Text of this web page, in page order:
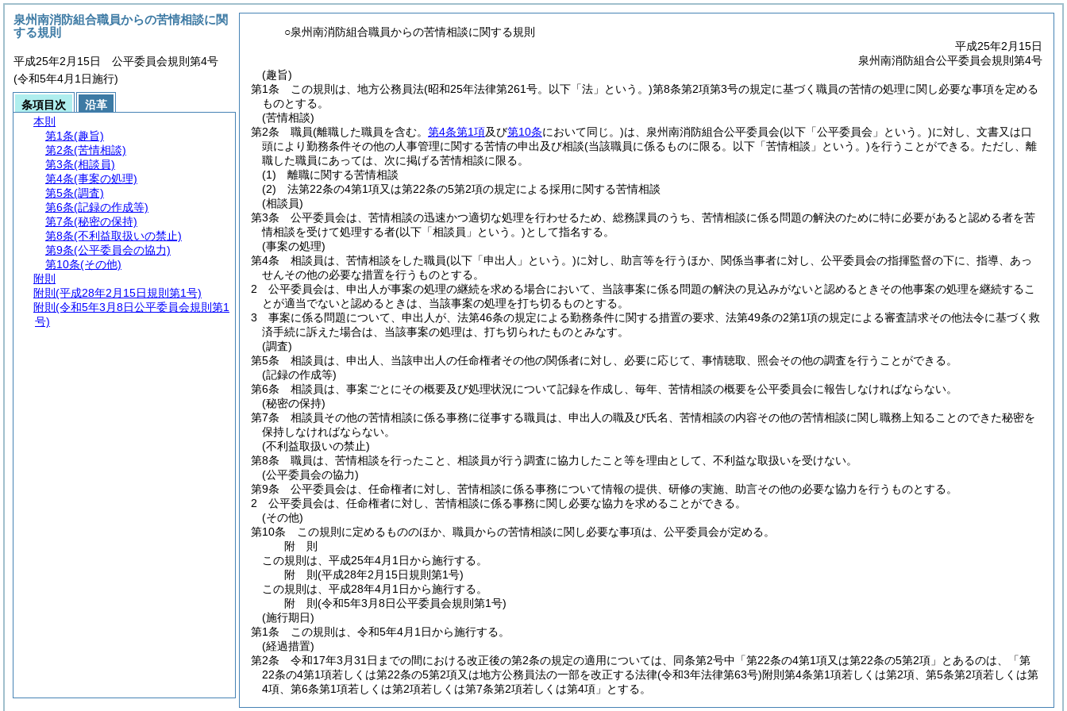
○泉州南消防組合職員からの苦情相談に関する規則
平成25年2月15日
泉州南消防組合公平委員会規則第4号
(趣旨)
第1条
この規則は、地方公務員法(昭和25年法律第261号。以下「法」という。)第8条第2項第3号の規定に基づく職員の苦情の処理に関し必要な事項を定める
ものとする。
(苦情相談)
第2条
職員(離職した職員を含む。 第4条第1項及び第10条において同じ。)は、泉州南消防組合公平委員会(以下「公平委員会」という。)に対し、文書又は口
頭により勤務条件その他の人事管理に関する苦情の申出及び相談(当該職員に係るものに限る。以下「苦情相談」という。)を行うことができる。 ただし、離
職した職員にあっては、次に掲げる苦情相談に限る。
(1)
離職に関する苦情相談
(2)
法第22条の4第1項又は第22条の5第2項の規定による採用に関する苦情相談
(相談員)
第3条
公平委員会は、苦情相談の迅速かつ適切な処理を行わせるため、総務課員のうち、苦情相談に係る問題の解決のために特に必要があると認める者を苦
情相談を受けて処理する者(以下「相談員」という。)として指名する。
(事案の処理)
第4条
相談員は、苦情相談をした職員(以下「申出人」という。)に対し、助言等を行うほか、関係当事者に対し、公平委員会の指揮監督の下に、指導、あっ
せんその他の必要な措置を行うものとする。
2
公平委員会は、申出人が事案の処理の継続を求める場合において、当該事案に係る問題の解決の見込みがないと認めるときその他事案の処理を継続するこ
とが適当でないと認めるときは、当該事案の処理を打ち切るものとする。
3
事案に係る問題について、申出人が、法第46条の規定による勤務条件に関する措置の要求、法第49条の2第1項の規定による審査請求その他法令に基づく救
済手続に訴えた場合は、当該事案の処理は、打ち切られたものとみなす。
(調査)
第5条
相談員は、申出人、当該申出人の任命権者その他の関係者に対し、必要に応じて、事情聴取、照会その他の調査を行うことができる。
(記録の作成等)
第6条
相談員は、事案ごとにその概要及び処理状況について記録を作成し、毎年、苦情相談の概要を公平委員会に報告しなければならない。
(秘密の保持)
第7条
相談員その他の苦情相談に係る事務に従事する職員は、申出人の職及び氏名、苦情相談の内容その他の苦情相談に関し職務上知ることのできた秘密を
保持しなければならない。
(不利益取扱いの禁止)
第8条
職員は、苦情相談を行ったこと、相談員が行う調査に協力したこと等を理由として、不利益な取扱いを受けない。
(公平委員会の協力)
第9条
公平委員会は、任命権者に対し、苦情相談に係る事務について情報の提供、研修の実施、助言その他の必要な協力を行うものとする。
2
公平委員会は、任命権者に対し、苦情相談に係る事務に関し必要な協力を求めることができる。
(その他)
第10条
この規則に定めるもののほか、職員からの苦情相談に関し必要な事項は、公平委員会が定める。
附 則
この規則は、平成25年4月1日から施行する。
附 則(平成28年2月15日規則第1号)
この規則は、平成28年4月1日から施行する。
附 則(令和5年3月8日公平委員会規則第1号)
(施行期日)
第1条
この規則は、令和5年4月1日から施行する。
(経過措置)
第2条
令和17年3月31日までの間における改正後の第2条の規定の適用については、同条第2号中「第22条の4第1項又は第22条の5第2項」とあるのは、「第
22条の4第1項若しくは第22条の5第2項又は地方公務員法の一部を改正する法律(令和3年法律第63号)附則第4条第1項若しくは第2項、第5条第2項若しくは第
4項、第6条第1項若しくは第2項若しくは第7条第2項若しくは第4項」とする。
泉州南消防組合職員からの苦情相談に関
する規則
平成25年2月15日 公平委員会規則第4号
(令和5年4月1日施行)
条項目次
沿革
本則
第1条(趣旨)
第2条(苦情相談)
第3条(相談員)
第4条(事案の処理)
第5条(調査)
第6条(記録の作成等)
第7条(秘密の保持)
第8条(不利益取扱いの禁止)
第9条(公平委員会の協力)
第10条(その他)
附則
附則 (平成28年2月15日規則第1号)
附則 (令和5年3月8日公平委員会規則第1
号)